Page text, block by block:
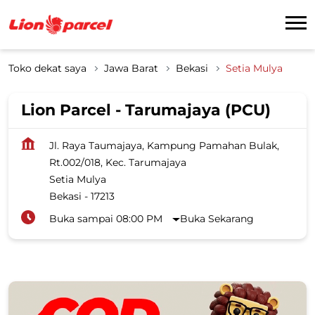
Toko dekat saya Jawa Barat Bekasi Setia Mulya
Lion Parcel - Tarumajaya (PCU)
Jl. Raya Taumajaya, Kampung Pamahan Bulak,
Rt.002/018, Kec. Tarumajaya
Setia Mulya
Bekasi - 17213
Buka sampai 08:00 PM
Buka Sekarang